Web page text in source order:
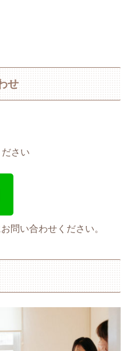
せ
さい
問い合わせください。